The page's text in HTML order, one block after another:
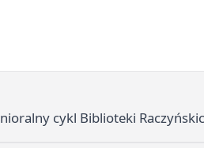
cykl Biblioteki